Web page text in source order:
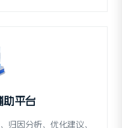
助平台
归因分析、优化建议、